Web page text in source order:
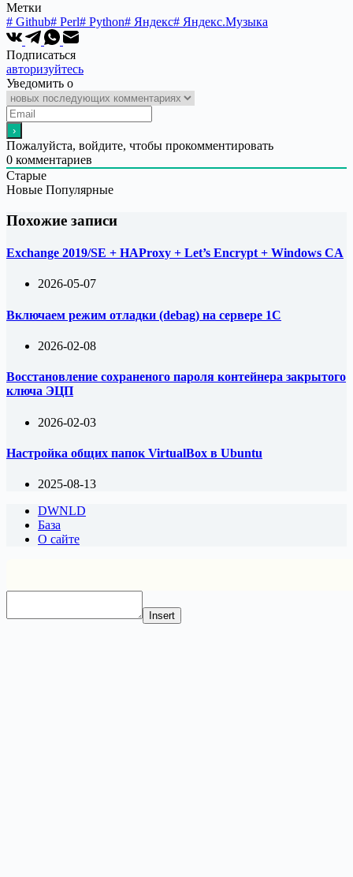
Метки
# Github# Perl# Python# Яндекс# Яндекс.Музыка
Подписаться
авторизуйтесь
Уведомить о
Пожалуйста, войдите, чтобы прокомментировать
0 комментариев
Старые
Новые Популярные
Похожие записи
Exchange 2019/SE + HAProxy + Let’s Encrypt + Windows CA
2026-05-07
Включаем режим отладки (debag) на сервере 1С
2026-02-08
Восстановление сохраненого пароля контейнера закрытого
ключа ЭЦП
2026-02-03
Настройка общих папок VirtualBox в Ubuntu
2025-08-13
DWNLD
База
О сайте
Insert